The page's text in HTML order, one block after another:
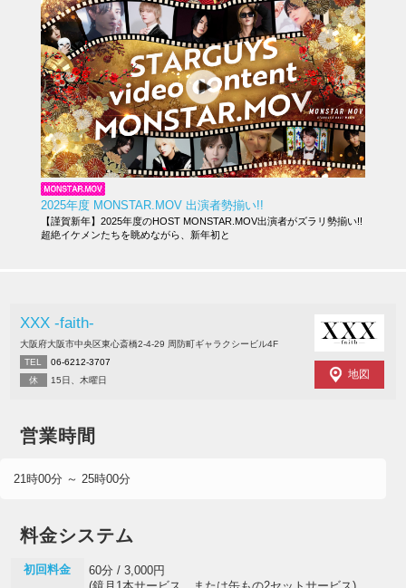
2025年度 MONSTAR.MOV 出演者勢揃い!!
【謹賀新年】2025年度のHOST MONSTAR.MOV出演者がズラリ勢揃い!!
超絶イケメンたちを眺めながら、新年初と
XXX -faith-
大阪府大阪市中央区東心斎橋2-4-29 周防町ギャラクシービル4F
TEL
06-6212-3707
休
15日、木曜日 地図
営業時間
21時00分 ～ 25時00分
料金システム
初回料金
60分 / 3,000円